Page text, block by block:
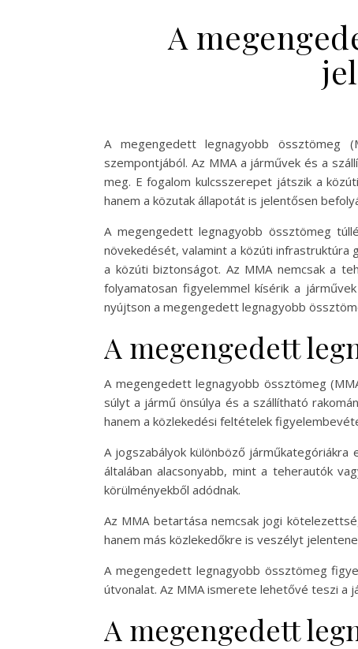
A
A megengedett legnagyobb össztömeg
szempontjából. Az MMA a járművek és a
meg. E fogalom kulcsszerepet játszik a
hanem a közutak állapotát is jelentősen
A megengedett legnagyobb össztömeg
növekedését, valamint a közúti
a közúti biztonságot. Az MMA nemcsak a
folyamatosan figyelemmel kísérik a
nyújtson a megengedett legnagyobb
A megengedett
A megengedett legnagyobb össztömeg
súlyt a jármű önsúlya és a szállítható
hanem a közlekedési feltételek
A jogszabályok különböző
általában alacsonyabb, mint a teherautók
körülményekből adódnak.
Az MMA betartása nemcsak jogi
hanem más közlekedőkre is veszélyt
A megengedett legnagyobb össztömeg
útvonalat. Az MMA ismerete lehetővé teszi a
A megengedett